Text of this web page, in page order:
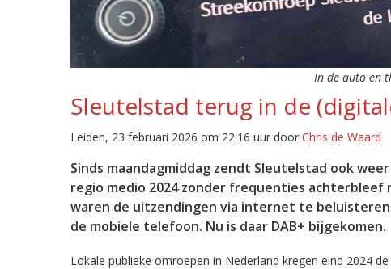
In de auto en
Sleutelstad terug in de
Leiden, 23 februari 2026 om 22:16 uur door Chris de Waard
Sinds maandagmiddag zendt Sleutelstad ook
regio medio 2024 zonder frequenties achterbleef
waren de uitzendingen via internet te
de mobiele telefoon. Nu is daar DAB+ bijgekomen.
Lokale publieke omroepen in Nederland kregen eind 2024